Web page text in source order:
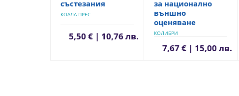
състезания
КОАЛА ПРЕС
5,50 € | 10,76 лв.
за национално
външно
оценяване
КОЛИБРИ
7,67 € | 15,00 лв.